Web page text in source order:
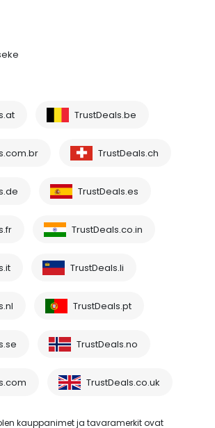
TrustDeals.be
TrustDeals.ch
TrustDeals.es
TrustDeals.co.in
TrustDeals.li
TrustDeals.pt
TrustDeals.no
TrustDeals.co.uk
kauppanimet ja tavaramerkit ovat